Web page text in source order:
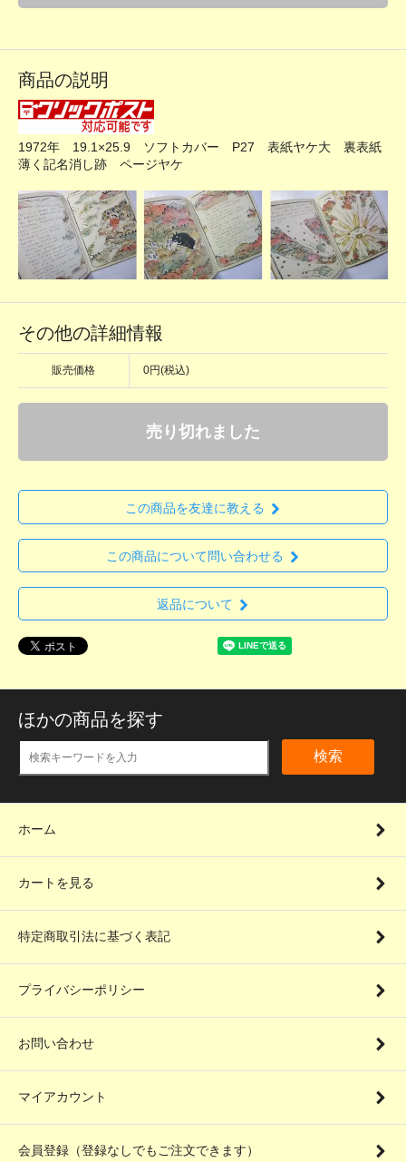
商品の説明
1972年 19.1×25.9 ソフトカバー P27 表紙ヤケ大 裏表紙
薄く記名消し跡 ページヤケ
その他の詳細情報
販売価格 0円(税込)
売り切れました
この商品を友達に教える
この商品について問い合わせる
返品について
ほかの商品を探す
検索
ホーム
カートを見る
特定商取引法に基づく表記
プライバシーポリシー
お問い合わせ
マイアカウント
会員登録（登録なしでもご注文できます）